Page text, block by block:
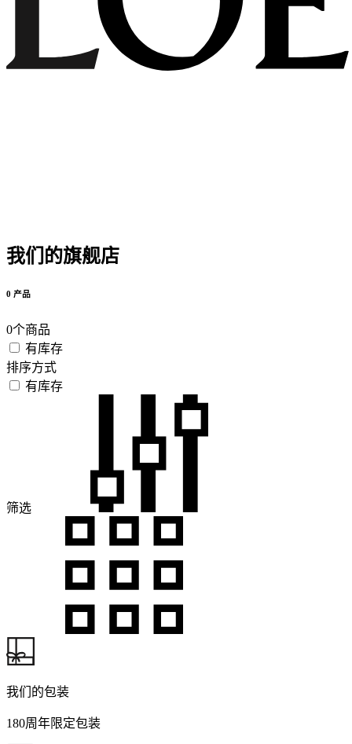
我们的旗舰店
0 产品
0个商品
有库存
排序方式
有库存
筛选
我们的包装
180周年限定包装